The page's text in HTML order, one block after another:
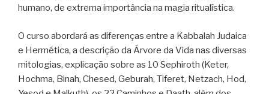
humano, de extrema importância na magia ritualística.
O curso abordará as diferenças entre a Kabbalah Judaica
e Hermética, a descrição da Árvore da Vida nas diversas
mitologias, explicação sobre as 10 Sephiroth (Keter,
Hochma, Binah, Chesed, Geburah, Tiferet, Netzach, Hod,